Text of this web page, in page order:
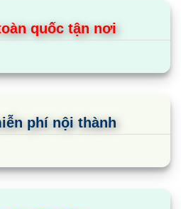
quốc tận nơi
phí nội thành